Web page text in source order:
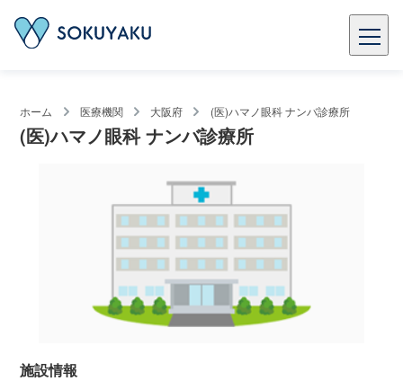
ホーム 医療機関 大阪府 (医)ハマノ眼科 ナンバ診療所
(医)ハマノ眼科 ナンバ診療所
施設情報